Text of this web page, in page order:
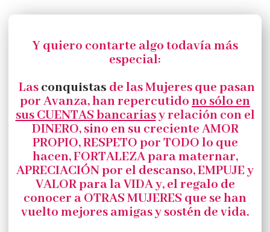
Y quiero contarte algo todavía más
especial:
Lasconquistas de las Mujeres que pasan
por Avanza, han repercutidono sólo en
sus CUENTAS bancariasy relación con el
DINERO, sino en su creciente AMOR
PROPIO, RESPETO por TODO lo que
hacen, FORTALEZA para maternar,
APRECIACIÓN por el descanso, EMPUJE y
VALOR para la VIDA y, el regalo de
conocer a OTRAS MUJERES que se han
vuelto mejores amigas y sostén de vida.